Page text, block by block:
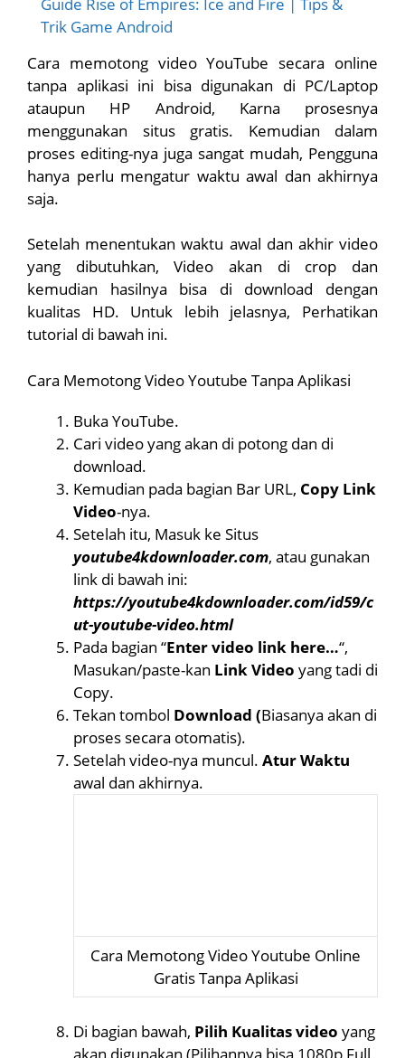
Trik Game Android
Cara memotong video YouTube secara online
tanpa aplikasi ini bisa digunakan di PC/Laptop
ataupun HP Android, Karna prosesnya
menggunakan situs gratis. Kemudian dalam
proses editing-nya juga sangat mudah, Pengguna
hanya perlu mengatur waktu awal dan akhirnya
saja.
Setelah menentukan waktu awal dan akhir video
yang dibutuhkan, Video akan di crop dan
kemudian hasilnya bisa di download dengan
kualitas HD. Untuk lebih jelasnya, Perhatikan
tutorial di bawah ini.
Cara Memotong Video Youtube Tanpa Aplikasi
Buka YouTube.
Cari video yang akan di potong dan di
download.
Kemudian pada bagian Bar URL, Copy Link
Video-nya.
Setelah itu, Masuk ke Situs
youtube4kdownloader.com, atau gunakan
link di bawah ini:
https://youtube4kdownloader.com/id59/c
ut-youtube-video.html
Pada bagian “Enter video link here…“,
Masukan/paste-kan Link Video yang tadi di
Copy.
Tekan tombol Download (Biasanya akan di
proses secara otomatis).
Setelah video-nya muncul. Atur Waktu
awal dan akhirnya.
Cara Memotong Video Youtube Online
Gratis Tanpa Aplikasi
Di bagian bawah, Pilih Kualitas video yang